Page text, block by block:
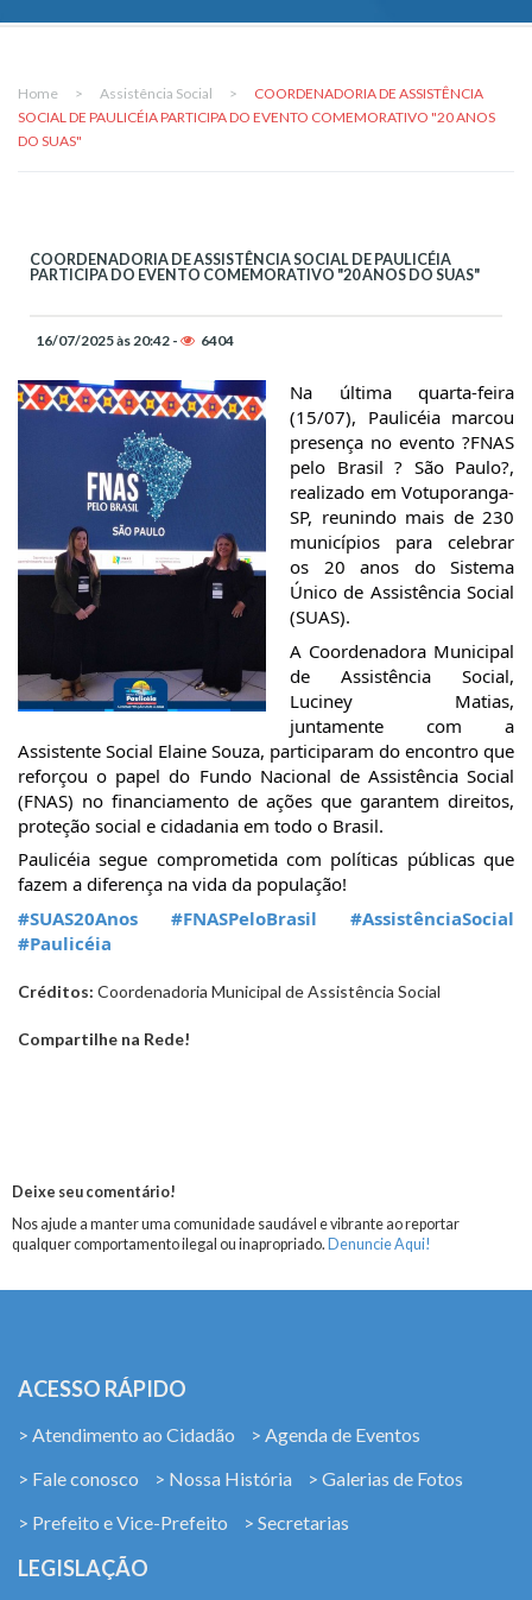
Home > Assistência Social >
COORDENADORIA DE ASSISTÊNCIA
SOCIAL DE PAULICÉIA PARTICIPA DO EVENTO COMEMORATIVO "20 ANOS
DO SUAS"
COORDENADORIA DE ASSISTÊNCIA SOCIAL DE PAULICÉIA
PARTICIPA DO EVENTO COMEMORATIVO "20 ANOS DO SUAS"
16/07/2025 às 20:42 - 6404
Na última quarta-feira
(15/07), Paulicéia marcou
presença no evento ?FNAS
pelo Brasil ? São Paulo?,
realizado em Votuporanga-
SP, reunindo mais de 230
municípios para celebrar
os 20 anos do Sistema
Único de Assistência Social
(SUAS).
A Coordenadora Municipal
de Assistência Social,
Luciney Matias,
juntamente com a
Assistente Social Elaine Souza, participaram do encontro que
reforçou o papel do Fundo Nacional de Assistência Social
(FNAS) no financiamento de ações que garantem direitos,
proteção social e cidadania em todo o Brasil.
Paulicéia segue comprometida com políticas públicas que
fazem a diferença na vida da população!
#SUAS20Anos
#FNASPeloBrasil
#AssistênciaSocial
#Paulicéia
Créditos: Coordenadoria Municipal de Assistência Social
Compartilhe na Rede!
Deixe seu comentário!
Nos ajude a manter uma comunidade saudável e vibrante ao reportar
qualquer comportamento ilegal ou inapropriado. Denuncie Aqui!
ACESSO RÁPIDO
> Atendimento ao Cidadão
> Agenda de Eventos
> Fale conosco
> Nossa História
> Galerias de Fotos
> Prefeito e Vice-Prefeito
> Secretarias
LEGISLAÇÃO